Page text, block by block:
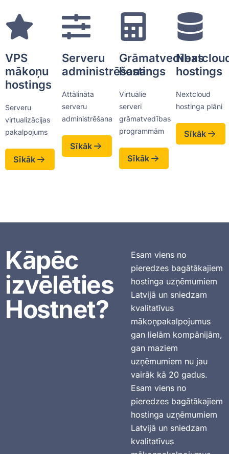
VPS
mākoņu
hostings
Serveru
virtualizācijas
pakalpojums
Sīkāk
Serveru
administrēšana
Attālināta
serveru
administrēšana
Sīkāk
Grāmatvedības
hostings
Virtuālie
serveri
grāmatvedības
programmām
Sīkāk
hostings
Nextcloud
hostinga plāni
Sīkāk
Kāpēc
izvēlēties
Hostnet?
Esam viens no
pieredzes bagātākajiem
hostinga uzņēmumiem
Latvijā un sniedzam
kvalitatīvus
mākoņpakalpojumus
gan lielām kompānijām,
gan maziem
uzņēmumiem nu jau
vairāk kā 20 gadus.
Esam viens no
pieredzes bagātākajiem
hostinga uzņēmumiem
Latvijā un sniedzam
kvalitatīvus